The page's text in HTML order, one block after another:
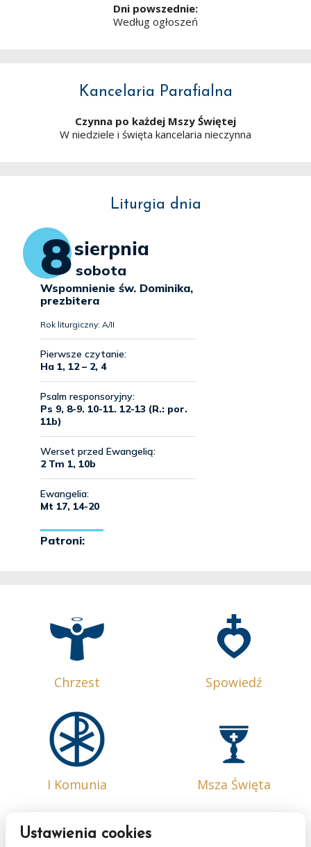
Dni powszednie:
Według ogłoszeń
Kancelaria Parafialna
Czynna po każdej Mszy Świętej
W niedziele i święta kancelaria nieczynna
Liturgia dnia
Chrzest Spowiedź
I Komunia Msza Święta
Ustawienia cookies